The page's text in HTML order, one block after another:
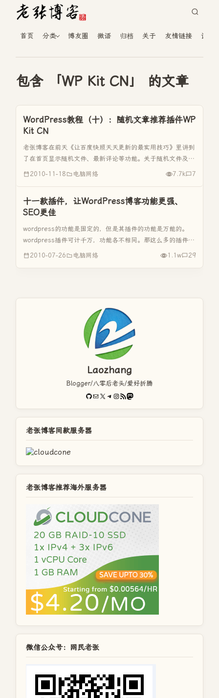
首页 分类 博友圈 微语 归档 关于 友情链接 读者
包含 「WP Kit CN」 的文章
WordPress教程（十）：随机文章推荐插件WP
Kit CN
老张博客在前天《让百度快照天天更新的最实用技巧》里讲到
了在首页显示随机文件、最新评论等功能。关于随机文件及最
新评论的作用老张博客在这里就不去说了，以前的文章有过介
2010-11-18 电脑网络 7.7k 7
十一款插件，让WordPress博客功能更强、
SEO更佳
wordpress的功能是固定的，但是其插件的功能是万能的。
wordpress插件可计千万，功能各不相同。那这么多的插件应
该怎么样选择的，那这个得要根据你博客的所著内容有关，比
2010-07-26 电脑网络 1.1w 29
Laozhang
Blogger/八零后老头/爱好折腾
GitHub
电子邮件X Telegram
Instagram
RSS FeedMastodon
老张博客同款服务器
老张博客推荐海外服务器
微信公众号：网民老张